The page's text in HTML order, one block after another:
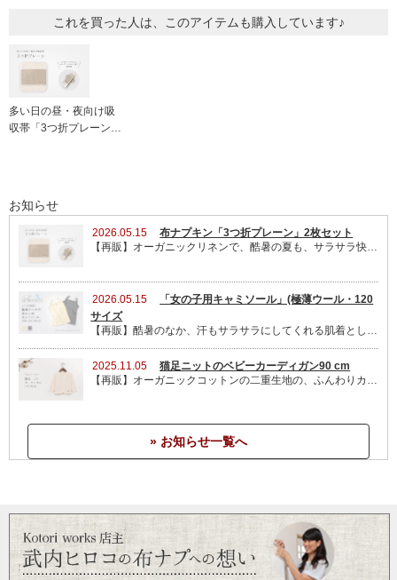
用しています。
いつの日か・・・
2016/09/27 投稿者：Kumi 評価：
近々ミシンを購入するので、自分でも作れたらいいなと思い
使いやすい
2016/09/25 投稿者：Kuu 評価：
一緒に購入したコットン布でおりもの用の布ナプ作りまし
た。あたたかくてよいです。
親切
すごくわかりやすく、簡単に布ナプキンを作ることができま
切り抜いて
2016/07/24 投稿者：佳奈美 評価：
★★★★★
作れる簡単な図面でした。ちゃんと読んでいなかったのか、
これを買った人は、このアイテムも購入しています♪
多い日の昼・夜向け吸
収帯「3つ折プレーン…
お知らせ
2026.05.15
布ナプキン「3つ折プレーン」2枚セット
2026.05.15
「女の子用キャミソール」(極薄ウール・120
サイズ
【再販】酷暑のなか、汗もサラサラにしてくれる肌着として、通学にもオススメ!【120 サイズ】を再販させていただきました。アジャスターで肩紐の長さを調整できるので、お子さんの体型による個人差にも対応OK!【140 】サイズも、まもなく再販予定です。
2025.11.05
猫足ニットのベビーカーディガン90 cm
【再販】オーガニックコットンの二重生地の、ふんわりカーディガン。一枚あると、今の季節に便利です。肌にも優しいので、おうちでは、パジャマ代わりにも、オススメ!
» お知らせ一覧へ